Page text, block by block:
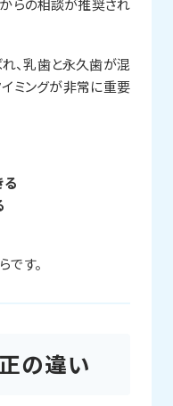
らの相談が推奨され
、乳歯と永久歯が混
イミングが非常に重要
る
です。
の違い